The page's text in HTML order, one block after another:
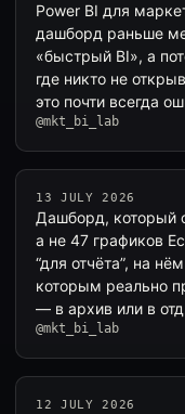
Power BI для
дашборд раньше
«быстрый BI», а
где никто не
это почти всегда
@mkt_bi_lab
13 JULY 2026
Дашборд, который
а не 47 графиков
“для отчёта”, на
которым реально
— в архив или в
@mkt_bi_lab
12 JULY 2026